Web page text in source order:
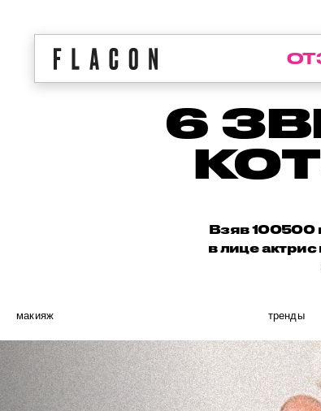
6
Взяв 100500
в лице
макияж тренды